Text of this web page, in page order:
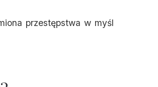
przestępstwa w myśl